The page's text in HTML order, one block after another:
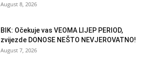
August 8, 2026
BIK: Očekuje vas VEOMA LIJEP PERIOD,
zvijezde DONOSE NEŠTO NEVJEROVATNO!
August 7, 2026